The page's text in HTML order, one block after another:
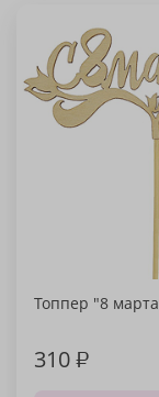
Топпер "8
310₽